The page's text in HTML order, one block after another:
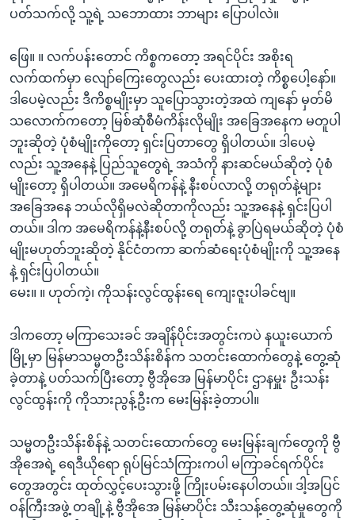
ပတ်သက်လို့ သူ့ရဲ့ သဘောထား ဘာများ ပြောပါလဲ။
ဖြေ။ ။ လက်ပန်းတောင် ကိစ္စကတော့ အရင်ပိုင်း အစိုးရ
လက်ထက်မှာ လျော်ကြေးတွေလည်း ပေးထားတဲ့ ကိစ္စပေါ့နော်။
ဒါပေမဲ့လည်း ဒီကိစ္စမျိုးမှာ သူပြောသွားတဲ့အထဲ ကျနော် မှတ်မိ
သလောက်ကတော့ မြစ်ဆုံစီမံကိန်းလိုမျိုး အခြေအနေက မတူပါ
ဘူးဆိုတဲ့ ပုံစံမျိုးကိုတော့ ရှင်းပြတာတွေ ရှိပါတယ်။ ဒါပေမဲ့
လည်း သူ့အနေနဲ့ ပြည်သူတွေရဲ့ အသံကို နားဆင်မယ်ဆိုတဲ့ ပုံစံ
မျိုးတော့ ရှိပါတယ်။ အမေရိကန်နဲ့ နီးစပ်လာလို့ တရုတ်နဲ့များ
အခြေအနေ ဘယ်လိုရှိမလဲဆိုတာကိုလည်း သူ့အနေနဲ့ ရှင်းပြပါ
တယ်။ ဒါက အမေရိကန်နဲ့နီးစပ်လို့ တရုတ်နဲ့ ခွာပြဲရမယ်ဆိုတဲ့ ပုံစံ
မျိုးမဟုတ်ဘူးဆိုတဲ့ နိုင်ငံတကာ ဆက်ဆံရေးပုံစံမျိုးကို သူ့အနေ
နဲ့ ရှင်းပြပါတယ်။
မေး။ ။ ဟုတ်ကဲ့၊ ကိုသန်းလွင်ထွန်းရေ ကျေးဇူးပါခင်ဗျ။
ဒါကတော့ မကြာသေးခင် အချိန်ပိုင်းအတွင်းကပဲ နယူးယောက်
မြို့မှာ မြန်မာသမ္မတဦးသိန်းစိန်က သတင်းထောက်တွေနဲ့ တွေ့ဆုံ
ခဲ့တာနဲ့ ပတ်သက်ပြီးတော့ ဗွီအိုအေ မြန်မာပိုင်း ဌာနမှူး ဦးသန်း
လွင်ထွန်းကို ကိုသားညွန့်ဦးက မေးမြန်းခဲ့တာပါ။
သမ္မတဦးသိန်းစိန်နဲ့ သတင်းထောက်တွေ မေးမြန်းချက်တွေကို ဗွီ
အိုအေရဲ့ ရေဒီယိုရော ရုပ်မြင်သံကြားကပါ မကြာခင်ရက်ပိုင်း
တွေအတွင်း ထုတ်လွှင့်ပေးသွားဖို့ ကြိုးပမ်းနေပါတယ်။ ဒါ့အပြင်
ဝန်ကြီးအဖွဲ့ တချို့နဲ့ ဗွီအိုအေ မြန်မာပိုင်း သီးသန့်တွေ့ဆုံမှုတွေကို